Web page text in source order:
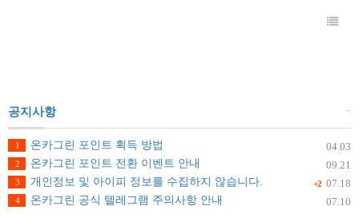
+
공지사항
04.03
1
온카그린 포인트 획득 방법
09.21
2 온카그린 포인트 전환 이벤트 안내
+2 07.18
3
개인정보 및 아이피 정보를 수집하지 않습니다.
07.10
4 온카그린 공식 텔레그램 주의사항 안내